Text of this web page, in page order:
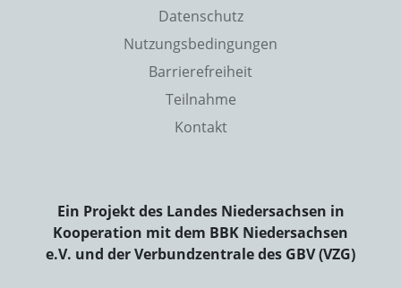
Datenschutz
Nutzungsbedingungen
Barrierefreiheit
Teilnahme
Kontakt
Ein Projekt des Landes Niedersachsen in
Kooperation mit dem BBK Niedersachsen
e.V. und der Verbundzentrale des GBV (VZG)